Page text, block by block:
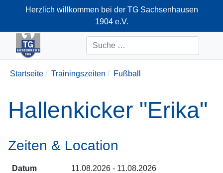
Herzlich willkommen bei der TG Sachsenhausen
1904 e.V.
+49-69-66374712
Suchen
Startseite Trainingszeiten Fußball
Hallenkicker "Erika"
Zeiten & Location
Datum 11.08.2026 - 11.08.2026